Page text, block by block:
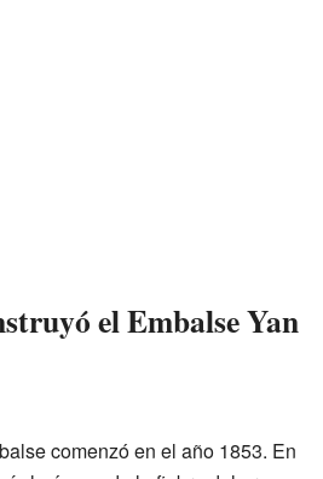
el Embalse Yan
comenzó en el año 1853. En